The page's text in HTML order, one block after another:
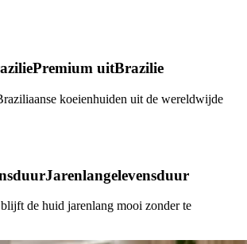
Premium uitBrazilie
koeienhuiden uit de wereldwijde
Jarenlangelevensduur
de huid jarenlang mooi zonder te